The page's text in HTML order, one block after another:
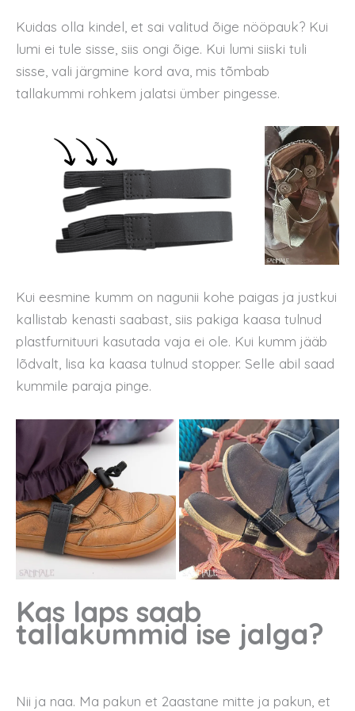
Kuidas olla kindel, et sai valitud õige nööpauk? Kui
lumi ei tule sisse, siis ongi õige. Kui lumi siiski tuli
sisse, vali järgmine kord ava, mis tõmbab
tallakummi rohkem jalatsi ümber pingesse.
Kui eesmine kumm on nagunii kohe paigas ja justkui
kallistab kenasti saabast, siis pakiga kaasa tulnud
plastfurnituuri kasutada vaja ei ole. Kui kumm jääb
lõdvalt, lisa ka kaasa tulnud stopper. Selle abil saad
kummile paraja pinge.
Kas laps saab
tallakummid ise jalga?
Nii ja naa. Ma pakun et 2aastane mitte ja pakun, et